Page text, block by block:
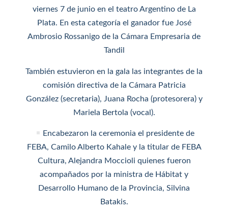
viernes 7 de junio en el teatro Argentino de La
Plata. En esta categoría el ganador fue José
Ambrosio Rossanigo de la Cámara Empresaria de
Tandil
También estuvieron en la gala las integrantes de la
comisión directiva de la Cámara Patricia
González (secretaria), Juana Rocha (protesorera) y
Mariela Bertola (vocal).
Encabezaron la ceremonia el presidente de
FEBA, Camilo Alberto Kahale y la titular de FEBA
Cultura, Alejandra Moccioli quienes fueron
acompañados por la ministra de Hábitat y
Desarrollo Humano de la Provincia, Silvina
Batakis.